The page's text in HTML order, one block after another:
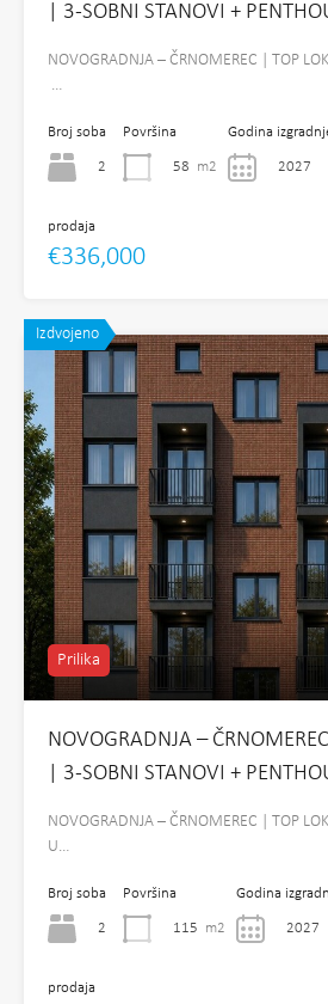
| 3-SOBNI STANOVI +
NOVOGRADNJA – ČRNOMEREC | TOP
…
Broj soba
2
Površina
58 m2
Godina
2027
prodaja
€336,000
Izdvojeno
Prilika
NOVOGRADNJA –
| 3-SOBNI STANOVI +
NOVOGRADNJA – ČRNOMEREC | TOP
U…
Broj soba
2
Površina
115 m2
Godina
2027
prodaja